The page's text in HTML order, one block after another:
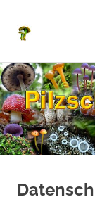
Zum
Inhalt
springenMain
Lehr-
Wanderungen
mit
dem
geprüften
Sachverständigen
der
Ihnen,